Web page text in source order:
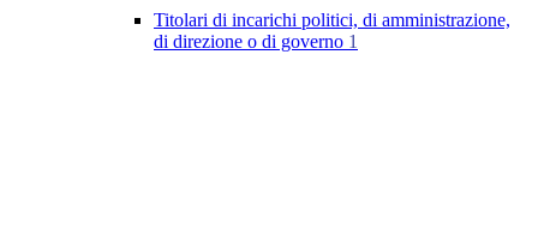
Titolari di incarichi politici, di amministrazione,
di direzione o di governo 1